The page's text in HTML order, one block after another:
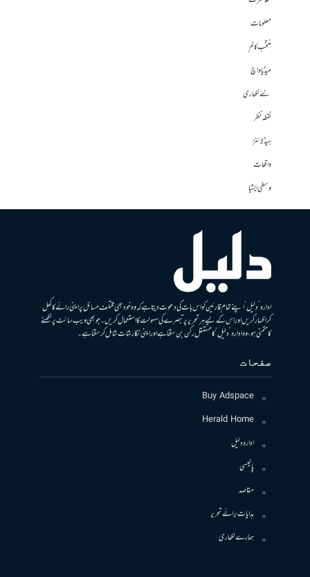
معلومات
منتخب کالم
میڈیا واچ
نئے لکھاری
نقطہ نظر
ہیڈلائنز
واقعات
وسطی ایشیا
ادارہ ’دلیل‘ اپنے تمام قارئین کو اس بات کی دعوت دیتا ہے کہ وہ خود بھی مختلف مسائل پر اپنی رائے کا کھل
کر اظہار کریں اور اس کے لیے ہر تحریر پر تبصرے کی سہولت کا استعمال کریں۔ جو بھی ویب سائٹ پر لکھنے
کا متمنی ہو، وہ ادارہ ’دلیل‘ کا مستقل رکن بن سکتا ہے اور اپنی نگارشات شامل کرسکتا ہے۔
صفحات
Buy Adspace
Herald Home
ادارہ دلیل
پالیسی
مقاصد
ہدایات برائے تحریر
ہمارے لکھاری